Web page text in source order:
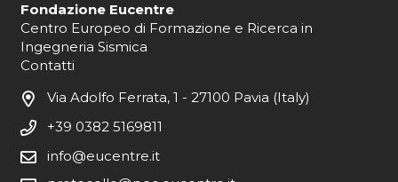
Fondazione Eucentre
Centro Europeo di Formazione e Ricerca in
Ingegneria Sismica
Contatti
Via Adolfo Ferrata, 1 - 27100 Pavia (Italy)
+39 0382 5169811
info@eucentre.it